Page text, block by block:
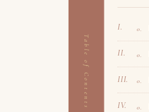
Table of Contents